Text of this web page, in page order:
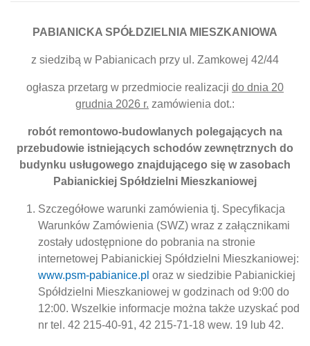
PABIANICKA SPÓŁDZIELNIA MIESZKANIOWA
z siedzibą w Pabianicach przy ul. Zamkowej 42/44
ogłasza przetarg w przedmiocie realizacji do dnia 20
grudnia 2026 r. zamówienia dot.:
robót remontowo-budowlanych polegających na
przebudowie istniejących schodów zewnętrznych do
budynku usługowego znajdującego się w zasobach
Pabianickiej Spółdzielni Mieszkaniowej
Szczegółowe warunki zamówienia tj. Specyfikacja
Warunków Zamówienia (SWZ) wraz z załącznikami
zostały udostępnione do pobrania na stronie
internetowej Pabianickiej Spółdzielni Mieszkaniowej:
www.psm-pabianice.pl oraz w siedzibie Pabianickiej
Spółdzielni Mieszkaniowej w godzinach od 9:00 do
12:00. Wszelkie informacje można także uzyskać pod
nr tel. 42 215-40-91, 42 215-71-18 wew. 19 lub 42.